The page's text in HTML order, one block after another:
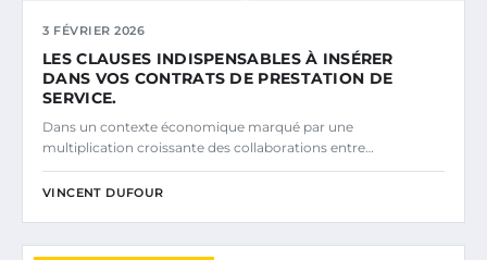
3 FÉVRIER 2026
LES CLAUSES INDISPENSABLES À INSÉRER
DANS VOS CONTRATS DE PRESTATION DE
SERVICE.
Dans un contexte économique marqué par une
multiplication croissante des collaborations entre…
VINCENT DUFOUR